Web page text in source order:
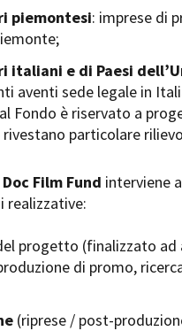
Fund
Guarda
Torino di
Open Day
Ciak in
Bandi e gare
piemontesi: imprese di
italiani e di Paesi
aventi sede legale in
al Fondo è riservato a
particolare
Film Fund interviene
realizzative:
progetto (finalizzato ad
di promo,
(riprese / post-